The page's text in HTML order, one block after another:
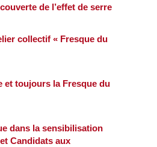
de l’effet de serre
collectif « Fresque du
et toujours la Fresque du
dans la sensibilisation
Candidats aux